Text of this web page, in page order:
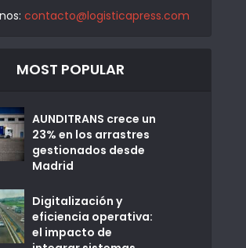
contacto@logisticapress.com
MOST POPULAR
AUNDITRANS crece un
23% en los arrastres
gestionados desde
Madrid
Digitalización y
eficiencia operativa:
el impacto de